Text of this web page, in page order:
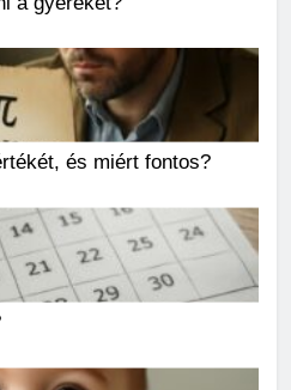
és miért fontos?